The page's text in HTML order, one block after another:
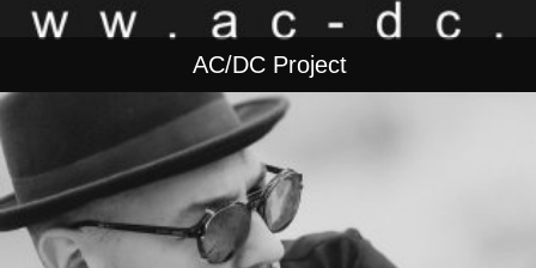
AC/DC Project